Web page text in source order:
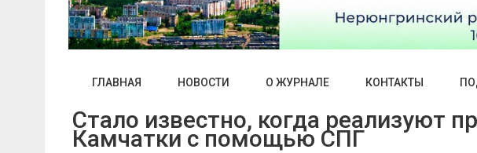
ГЛАВНАЯ НОВОСТИ О ЖУРНАЛЕ КОНТАКТЫ
Стало известно, когда реализуют
Камчатки с помощью СПГ